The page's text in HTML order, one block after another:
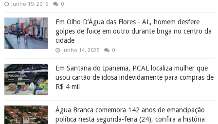
junho 19, 2016 0
Em Olho D’Água das Flores - AL, homem desfere
golpes de foice em outro durante briga no centro da
cidade
junho 14, 2025 0
Em Santana do Ipanema, PCAL localiza mulher que
usou cartão de idosa indevidamente para compras de
R$ 4 mil
Água Branca comemora 142 anos de emancipação
política nesta segunda-feira (24), confira a história